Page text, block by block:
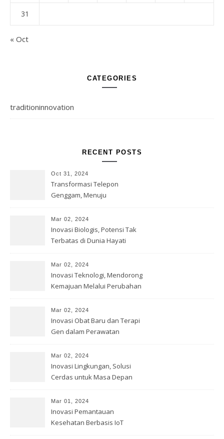
31
« Oct
CATEGORIES
traditioninnovation
RECENT POSTS
Oct 31, 2024
Transformasi Telepon
Genggam, Menuju
Mar 02, 2024
Inovasi Biologis, Potensi Tak
Terbatas di Dunia Hayati
Mar 02, 2024
Inovasi Teknologi, Mendorong
Kemajuan Melalui Perubahan
Mar 02, 2024
Inovasi Obat Baru dan Terapi
Gen dalam Perawatan
Mar 02, 2024
Inovasi Lingkungan, Solusi
Cerdas untuk Masa Depan
Mar 01, 2024
Inovasi Pemantauan
Kesehatan Berbasis IoT